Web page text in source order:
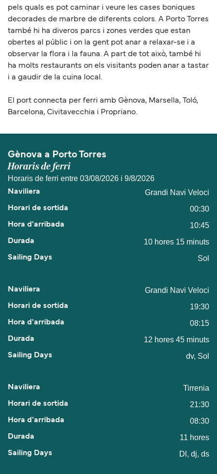
pels quals es pot caminar i veure les cases boniques
decorades de marbre de diferents colors. A Porto Torres
també hi ha diveros parcs i zones verdes que estan
obertes al públic i on la gent pot anar a relaxar-se i a
observar la flora i la fauna. A part de tot això, també hi
ha molts restaurants on els visitants poden anar a tastar
i a gaudir de la cuina local.
El port connecta per ferri amb Gènova, Marsella, Toló,
Barcelona, Civitavecchia i Propriano.
Gènova a Porto Torres
Horaris de ferri
Horaris de ferri entre 03/08/2026 i 9/8/2026
Grandi Navi Veloci
00:30
10:45
10 hores 15 minuts
Sol
Grandi Navi Veloci
19:30
08:15
12 hores 45 minuts
dv, Sol
Tirrenia
21:30
08:30
11 hores
Dl, dj, ds